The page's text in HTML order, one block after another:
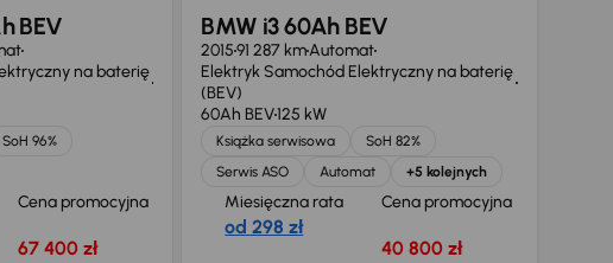
BEV
na baterię
SoH 96%
Cena promocyjna
67 400 zł
BMW i3 60Ah BEV
201591 287 kmAutomat
Elektryk Samochód Elektryczny na baterię
(BEV)
60Ah BEV125 kW
Książka serwisowa
SoH 82%
Serwis ASO
Automat +5 kolejnych
Miesięczna rata
od 298 zł
Cena promocyjna
40 800 zł